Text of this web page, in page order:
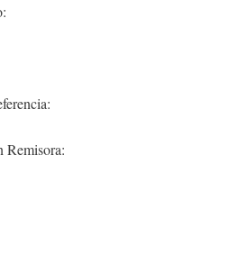
Remisora: